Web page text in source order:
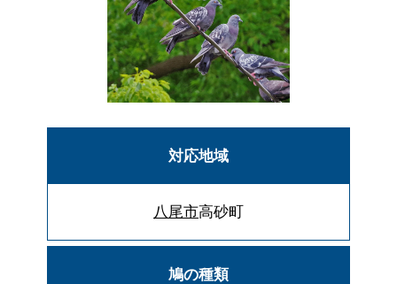
対応地域
八尾市高砂町
鳩の種類